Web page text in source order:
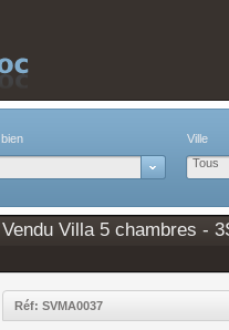
Ville
Tous
Vendu Villa 5 chambres -
Réf: SVMA0037